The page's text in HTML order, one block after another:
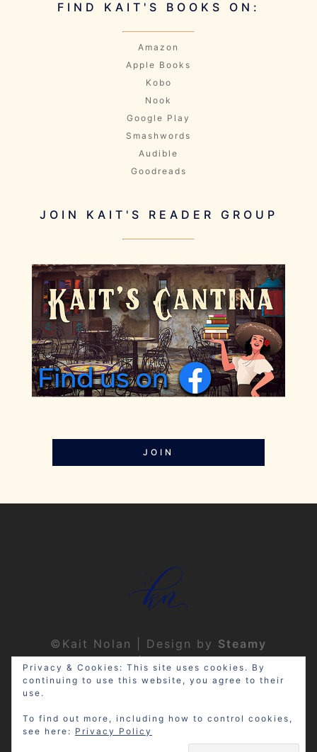
FIND KAIT'S BOOKS ON:
Amazon
Apple Books
Kobo
Nook
Google Play
Smashwords
Audible
Goodreads
JOIN KAIT'S READER GROUP
JOIN
©Kait Nolan | Design by Steamy
Designs|Privacy Policy
Disclosure: My site may contain
Privacy & Cookies: This site uses cookies. By
continuing to use this website, you agree to their
use.
To find out more, including how to control cookies,
see here: Privacy Policy